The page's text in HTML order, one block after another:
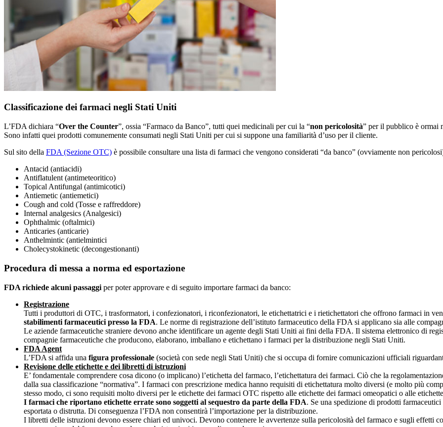
Classificazione dei farmaci negli Stati Uniti
L’FDA dichiara “Over the Counter”, ossia “Farmaco da Banco”, tutti quei medicinali per cui la “non pericolosità” per il pubblico è ormai
Sono infatti quei prodotti comunemente consumati negli Stati Uniti per cui si suppone una familiarità d’uso per il cliente.
Sul sito della FDA (Sezione OTC) è possibile consultare una lista di farmaci che vengono considerati “da banco” (ovviamente non
Antacid (antiacidi)
Antiflatulent (antimeteoritico)
Topical Antifungal (antimicotici)
Antiemetic (antiemetici)
Cough and cold (Tosse e raffreddore)
Internal analgesics (Analgesici)
Ophthalmic (oftalmici)
Anticaries (anticarie)
Anthelmintic (antielmintici
Cholecystokinetic (decongestionanti)
Procedura di messa a norma ed esportazione
FDA richiede alcuni passaggi per poter approvare e di seguito importare farmaci da banco:
Registrazione
Tutti i produttori di OTC, i trasformatori, i confezionatori, i riconfezionatori, le etichettatrici e i rietichettatori che offrono farmaci in
stabilimenti farmaceutici presso la FDA. Le norme di registrazione dell’istituto farmaceutico della FDA si applicano sia alle
Le aziende farmaceutiche straniere devono anche identificare un agente degli Stati Uniti ai fini della FDA. Il sistema elettronico di
compagnie farmaceutiche che producono, elaborano, imballano e etichettano i farmaci per la distribuzione negli Stati Uniti.
FDA Agent
L’FDA si affida una figura professionale (società con sede negli Stati Uniti) che si occupa di fornire comunicazioni ufficiali
Revisione delle etichette e dei libretti di istruzioni
E’ fondamentale comprendere cosa dicono (o implicano) l’etichetta del farmaco, l’etichettatura dei farmaci. Ciò che la
dalla sua classificazione “normativa”. I farmaci con prescrizione medica hanno requisiti di etichettatura molto diversi (e molto più
stesso modo, ci sono requisiti molto diversi per le etichette dei farmaci OTC rispetto alle etichette dei farmaci omeopatici o alle
I farmaci che riportano etichette errate sono soggetti al sequestro da parte della FDA. Se una spedizione di prodotti
esportata o distrutta. Di conseguenza l’FDA non consentirà l’importazione per la distribuzione.
I libretti delle istruzioni devono essere chiari ed univoci. Devono contenere le avvertenze sulla pericolosità del farmaco e sugli effetti